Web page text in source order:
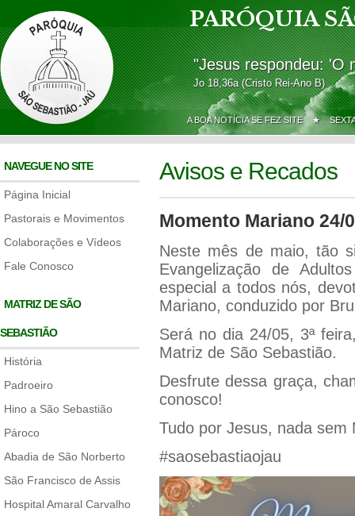
PARÓQUIA
"Jesus respondeu: 'O
Jo 18,36a (Cristo Rei-Ano B)
A BOA NOTÍCIA SE FEZ SITE ★
NAVEGUE NO SITE
Página Inicial
Pastorais e Movimentos
Colaborações e Vídeos
Fale Conosco
MATRIZ DE SÃO
SEBASTIÃO
História
Padroeiro
Hino a São Sebastião
Pároco
Abadia de São Norberto
São Francisco de Assis
Hospital Amaral Carvalho
Avisos e Recados
Momento Mariano 24/
Neste mês de maio, tão
Evangelização de
especial a todos nós,
Mariano, conduzido por
Será no dia 24/05, 3ª
Matriz de São Sebastião.
Desfrute dessa graça,
conosco!
Tudo por Jesus, nada sem
#saosebastiaojau